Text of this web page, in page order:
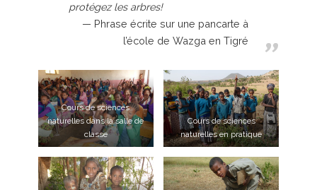
protégez les arbres!
Phrase écrite sur une pancarte à
l’école de Wazga en Tigré
Cours de sciences
naturelles dans la salle de
classe
Cours de sciences
naturelles en pratique